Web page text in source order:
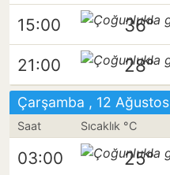
15:00 36°
21:00 28°
Çarşamba , 12 Ağustos
Saat Sıcaklık °C
03:00 25°